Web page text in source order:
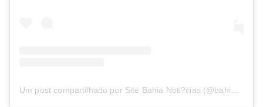
Um post compartilhado por Site Bahia Noti?cias (@bahianoticias)